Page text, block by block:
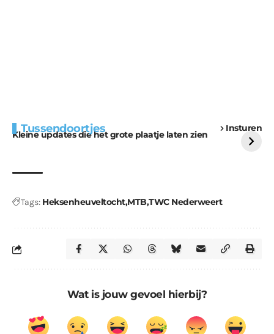
Tussendoortjes Insturen
Kleine updates die het grote plaatje laten zien
voor kabouters
uitdaging
Tags: HeksenheuveltochtMTB TWC Nederweert
Wat is jouw gevoel hierbij?